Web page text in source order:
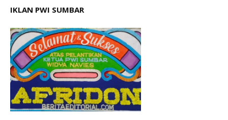
IKLAN PWI SUMBAR